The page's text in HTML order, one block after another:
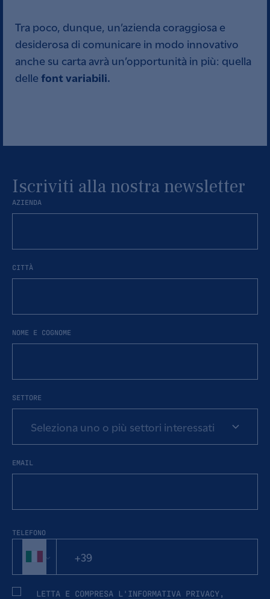
Tra poco, dunque, un’azienda coraggiosa e
desiderosa di comunicare in modo innovativo
anche su carta avrà un’opportunità in più: quella
dellefont variabili.
Iscriviti alla nostra newsletter
AZIENDA
CITTÀ
NOME E COGNOME
SETTORE
Seleziona uno o più settori interessati
EMAIL
TELEFONO
LETTA E COMPRESA L' INFORMATIVA PRIVACY ,